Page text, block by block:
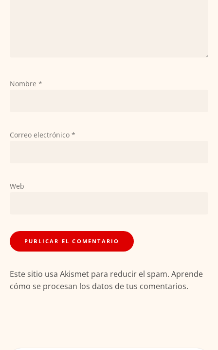
Nombre *
Correo electrónico *
Web
Este sitio usa Akismet para reducir el spam. Aprende
cómo se procesan los datos de tus comentarios.